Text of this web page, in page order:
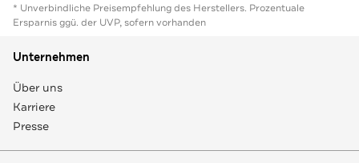
* Unverbindliche Preisempfehlung des Herstellers. Prozentuale
Ersparnis ggü. der UVP, sofern vorhanden
Unternehmen
Über uns
Karriere
Presse